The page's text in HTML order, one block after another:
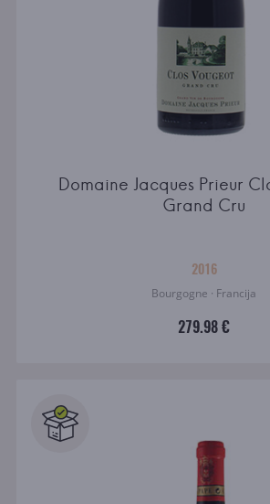
Domaine Jacques Prieur
Grand Cru
2016
Bourgogne · Francija
279.98 €